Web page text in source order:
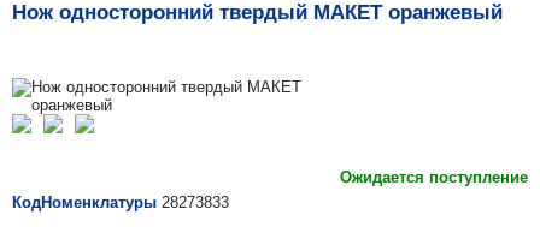
Нож односторонний твердый МАКЕТ оранжевый
Ожидается поступление
КодНоменклатуры 28273833